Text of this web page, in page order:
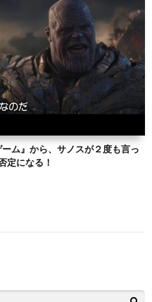
ム』から、サノスが２度も言っ
定になる！